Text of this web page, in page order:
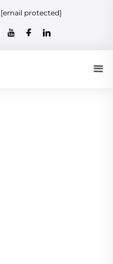
[email protected]